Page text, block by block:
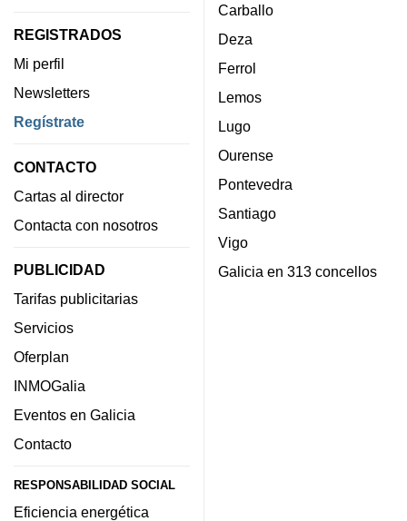
REGISTRADOS
Mi perfil
Newsletters
Regístrate
CONTACTO
Cartas al director
Contacta con nosotros
PUBLICIDAD
Tarifas publicitarias
Servicios
Oferplan
INMOGalia
Eventos en Galicia
Contacto
RESPONSABILIDAD SOCIAL
Eficiencia energética
Carballo
Deza
Ferrol
Lemos
Lugo
Ourense
Pontevedra
Santiago
Vigo
Galicia en 313 concellos